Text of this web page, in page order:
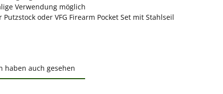
Verwendung möglich
Putzstock oder VFG Firearm Pocket Set mit Stahlseil
haben auch gesehen